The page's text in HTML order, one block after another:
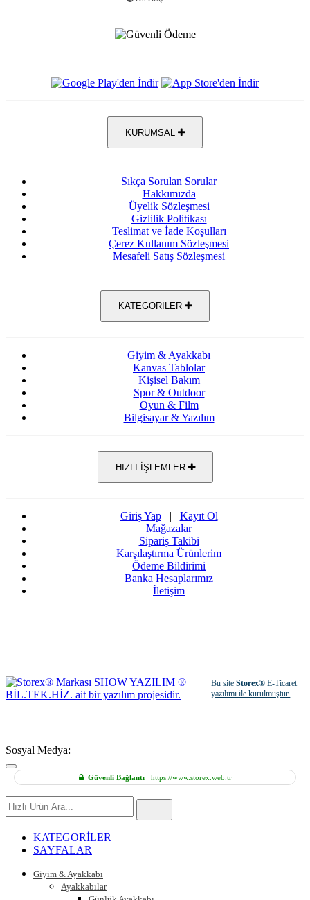
KURUMSAL
Sıkça Sorulan Sorular
Hakkımızda
Üyelik Sözleşmesi
Gizlilik Politikası
Teslimat ve İade Koşulları
Çerez Kullanım Sözleşmesi
Mesafeli Satış Sözleşmesi
KATEGORİLER
Giyim & Ayakkabı
Kanvas Tablolar
Kişisel Bakım
Spor & Outdoor
Oyun & Film
Bilgisayar & Yazılım
HIZLI İŞLEMLER
Giriş Yap| Kayıt Ol
Mağazalar
Sipariş Takibi
Karşılaştırma Ürünlerim
Ödeme Bildirimi
Banka Hesaplarımız
İletişim
Bu siteStorex® E-Ticaret
yazılımı ile kurulmuştur.
Sosyal Medya:
Güvenli Bağlantıhttps://www.storex.web.tr
Hızlı
Ürün
KATEGORİLER
SAYFALAR
Giyim & Ayakkabı
Ayakkabılar